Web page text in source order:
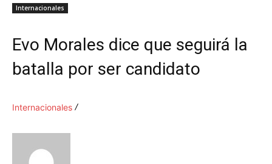
Internacionales
Evo Morales dice que seguirá la
batalla por ser candidato
Internacionales